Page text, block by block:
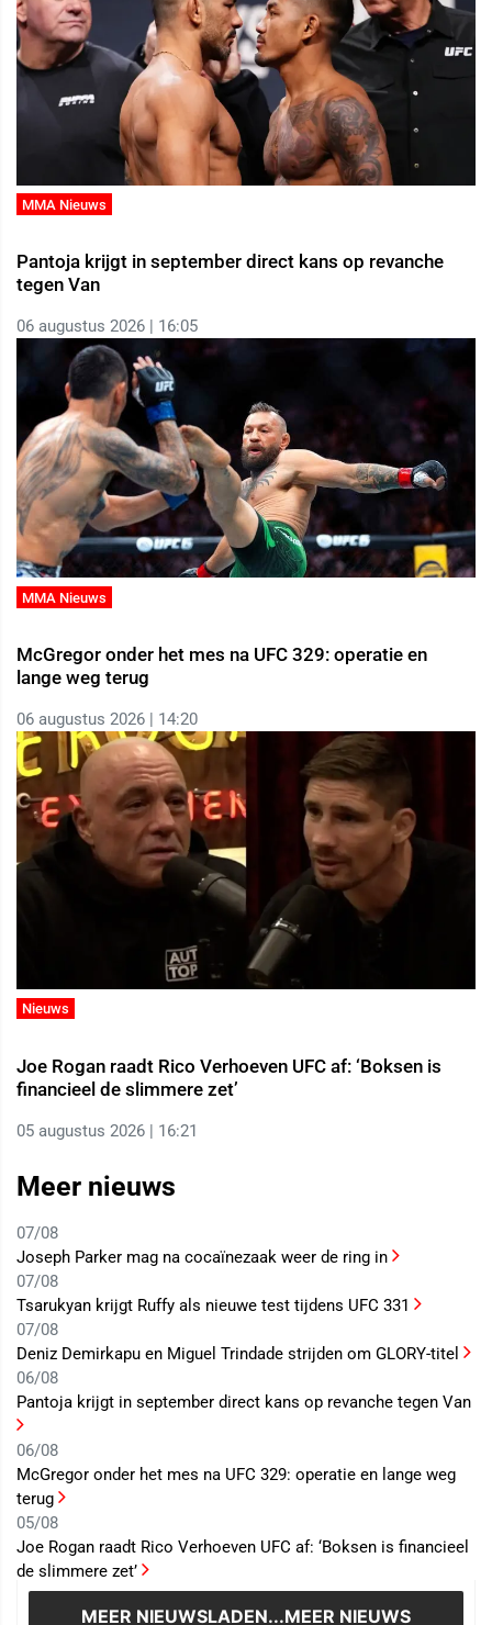
MMA Nieuws
Pantoja krijgt in september direct kans op revanche
tegen Van
06 augustus 2026 | 16:05
MMA Nieuws
McGregor onder het mes na UFC 329: operatie en
lange weg terug
06 augustus 2026 | 14:20
Nieuws
Joe Rogan raadt Rico Verhoeven UFC af: ‘Boksen is
financieel de slimmere zet’
05 augustus 2026 | 16:21
Meer nieuws
07/08
Joseph Parker mag na cocaïnezaak weer de ring in
07/08
Tsarukyan krijgt Ruffy als nieuwe test tijdens UFC 331
07/08
Deniz Demirkapu en Miguel Trindade strijden om GLORY-titel
06/08
Pantoja krijgt in september direct kans op revanche tegen Van
06/08
McGregor onder het mes na UFC 329: operatie en lange weg
terug
05/08
Joe Rogan raadt Rico Verhoeven UFC af: ‘Boksen is financieel
de slimmere zet’
MEER NIEUWSLADEN...MEER NIEUWS